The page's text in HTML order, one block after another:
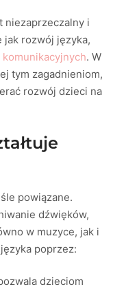
niezaprzeczalny i
rozwój języka,
. W
tym zagadnieniom,
rozwój dzieci na
powiązane.
dźwięków,
w muzyce, jak i
poprzez:
dzieciom